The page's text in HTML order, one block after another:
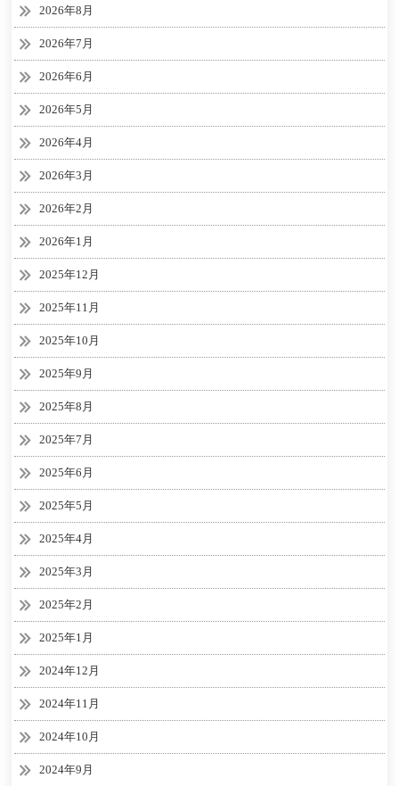
2026年8月
2026年7月
2026年6月
2026年5月
2026年4月
2026年3月
2026年2月
2026年1月
2025年12月
2025年11月
2025年10月
2025年9月
2025年8月
2025年7月
2025年6月
2025年5月
2025年4月
2025年3月
2025年2月
2025年1月
2024年12月
2024年11月
2024年10月
2024年9月